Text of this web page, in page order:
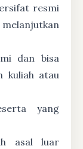
resmi
dan bisa
kuliah atau
yang
asal luar